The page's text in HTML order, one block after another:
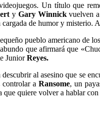
Un título que
yGary Winnickvuelven a
cargada de humor y misterio.
pueblo americano de
que afirmará que
JuniorReyes.
al asesino que se
controlar a Ransome, un
que quiere volver a hablar